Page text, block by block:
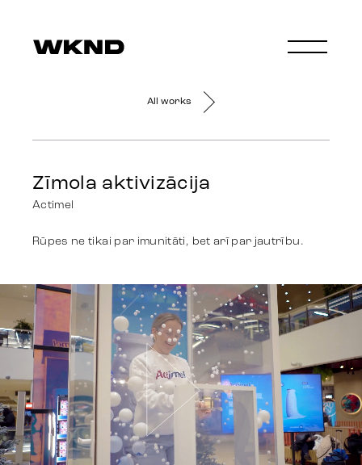
All works
Zīmola aktivizācija
Actimel
Rūpes ne tikai par imunitāti, bet arī par jautrību.